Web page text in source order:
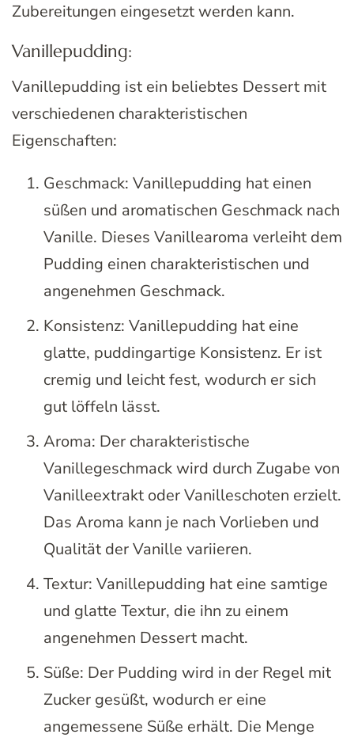
Zubereitungen eingesetzt werden kann.
Vanillepudding:
Vanillepudding ist ein beliebtes Dessert mit
verschiedenen charakteristischen
Eigenschaften:
Geschmack: Vanillepudding hat einen
süßen und aromatischen Geschmack nach
Vanille. Dieses Vanillearoma verleiht dem
Pudding einen charakteristischen und
angenehmen Geschmack.
Konsistenz: Vanillepudding hat eine
glatte, puddingartige Konsistenz. Er ist
cremig und leicht fest, wodurch er sich
gut löffeln lässt.
Aroma: Der charakteristische
Vanillegeschmack wird durch Zugabe von
Vanilleextrakt oder Vanilleschoten erzielt.
Das Aroma kann je nach Vorlieben und
Qualität der Vanille variieren.
Textur: Vanillepudding hat eine samtige
und glatte Textur, die ihn zu einem
angenehmen Dessert macht.
Süße: Der Pudding wird in der Regel mit
Zucker gesüßt, wodurch er eine
angemessene Süße erhält. Die Menge